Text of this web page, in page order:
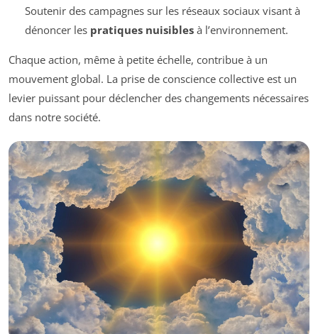
Soutenir des campagnes sur les réseaux sociaux visant à
dénoncer les pratiques nuisiblesà l’environnement.
Chaque action, même à petite échelle, contribue à un
mouvement global. La prise de conscience collective est un
levier puissant pour déclencher des changements nécessaires
dans notre société.